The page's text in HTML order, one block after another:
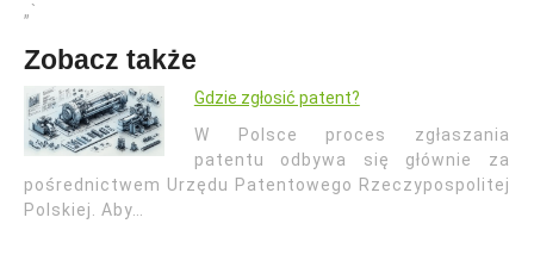
„`
Zobacz także
Gdzie zgłosić patent?
W Polsce proces zgłaszania
patentu odbywa się głównie za
pośrednictwem Urzędu Patentowego Rzeczypospolitej
Polskiej. Aby…